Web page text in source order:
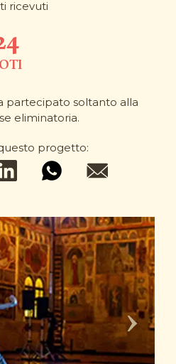
ricevuti
partecipato soltanto alla
eliminatoria.
progetto: